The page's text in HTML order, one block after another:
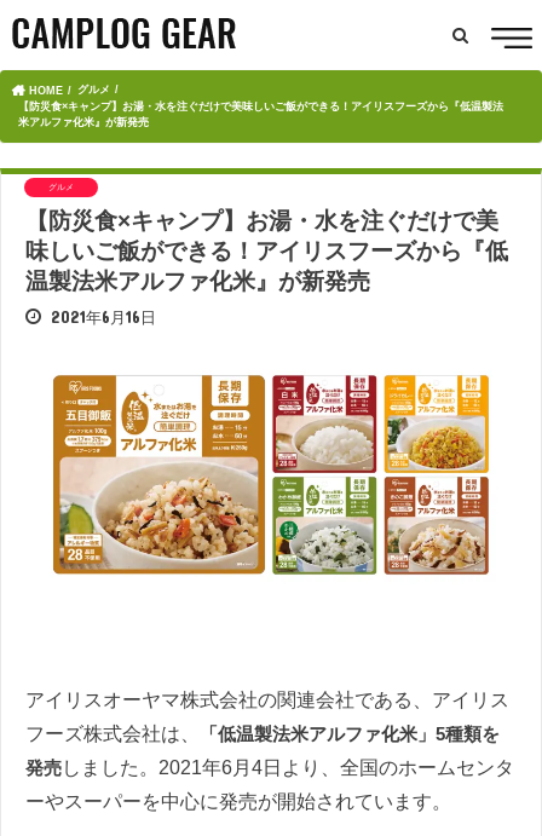
HOME
グルメ
【防災食×キャンプ】お湯・水を注ぐだけで美味しいご飯ができる！アイリスフーズから『低温製法
米アルファ化米』が新発売
グルメ
【防災食×キャンプ】お湯・水を注ぐだけで美
味しいご飯ができる！アイリスフーズから『低
温製法米アルファ化米』が新発売
2021年6月16日
アイリスオーヤマ株式会社の関連会社である、アイリス
フーズ株式会社は、
「低温製法米アルファ化米」5種類を
発売しました。2021年6月4日より、全国のホームセンタ
ーやスーパーを中心に発売が開始されています。